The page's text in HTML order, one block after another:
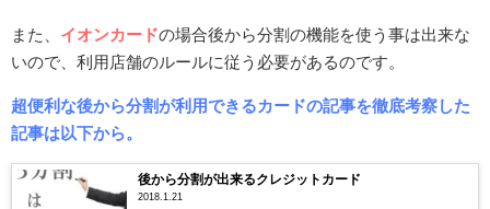
また、 イオンカードの場合後から分割の機能を使う事は出来な
いので、利用店舗のルールに従う必要があるのです。
超便利な後から分割が利用できるカードの記事を徹底考察した
記事は以下から。
後から分割が出来るクレジットカード
2018.1.21